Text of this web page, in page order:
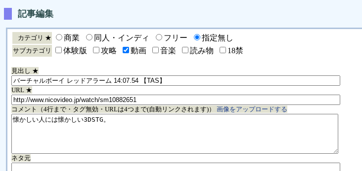
記事編集
カテゴリ ★ 商業 同人・インディ フリー 指定無し
サブカテゴリ 体験版 攻略 動画 音楽 読み物 18禁
見出し ★
URL ★
コメント（4行まで・タグ無効・URLは4つまで(自動リンクされます)） 画像をアップロードする
ネタ元